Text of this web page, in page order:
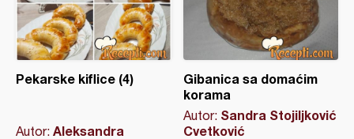
Pekarske kiflice (4)
Autor: Aleksandra
Gibanica sa domaćim
korama
Autor: Sandra Stojiljković
Cvetković